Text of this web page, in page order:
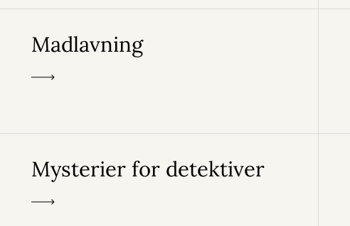
Madlavning
Mysterier for detektiver